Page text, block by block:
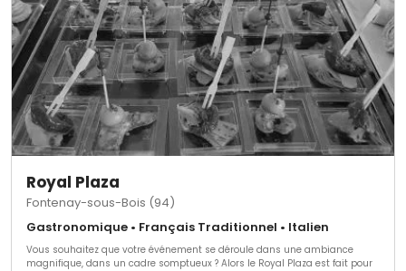
Royal Plaza
Fontenay-sous-Bois (94)
Gastronomique • Français Traditionnel • Italien
Vous souhaitez que votre événement se déroule dans une ambiance
magnifique, dans un cadre somptueux ? Alors le Royal Plaza est fait pour